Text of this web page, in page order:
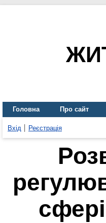
Головна Про сайт
Вхід Реєстрація